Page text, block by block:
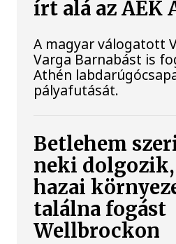
írt alá az AEK
A magyar válogatott
Varga Barnabást is
Athén
pályafutását.
Betlehem
neki
hazai
találna fogást
Wellbrockon